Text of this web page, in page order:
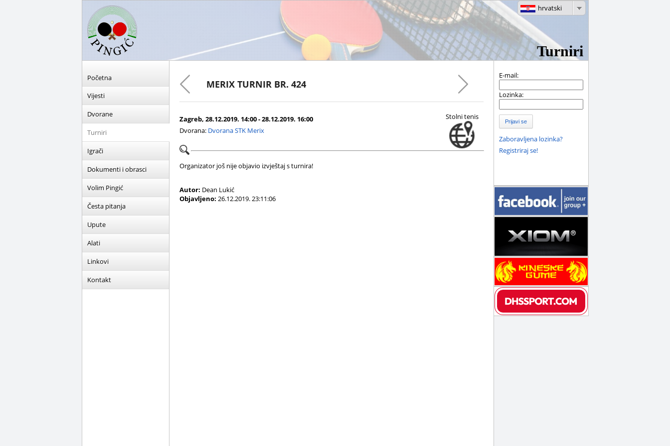
Turniri
hrvatski
Početna
Vijesti
Dvorane
Turniri
Igrači
Dokumenti i obrasci
Volim Pingić
Česta pitanja
Upute
Alati
Linkovi
Kontakt
MERIX TURNIR BR. 424
Zagreb, 28.12.2019. 14:00 - 28.12.2019. 16:00
Dvorana: Dvorana STK Merix
Stolni tenis
Organizator još nije objavio izvještaj s turnira!
Autor: Dean Lukić
Objavljeno: 26.12.2019. 23:11:06
E-mail:
Lozinka:
Prijavi se
Zaboravljena lozinka?
Registriraj se!